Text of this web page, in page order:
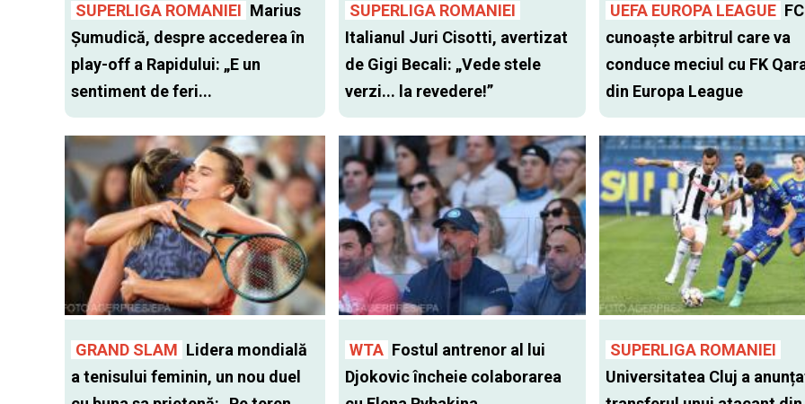
SUPERLIGA ROMANIEI Marius
Șumudică, despre accederea în
play-off a Rapidului: „E un
sentiment de feri...
SUPERLIGA ROMANIEI
Italianul Juri Cisotti, avertizat
de Gigi Becali: „Vede stele
verzi... la revedere!”
UEFA EUROPA LEAGUE
cunoaște arbitrul care va
conduce meciul cu FK
din Europa League
GRAND SLAM Lidera mondială
a tenisului feminin, un nou duel
WTA Fostul antrenor al lui
Djokovic încheie colaborarea
SUPERLIGA ROMANIEI
Universitatea Cluj a